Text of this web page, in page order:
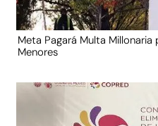
Meta Pagará Multa
Menores